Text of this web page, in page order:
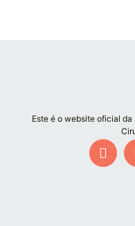
Este é o website oficial